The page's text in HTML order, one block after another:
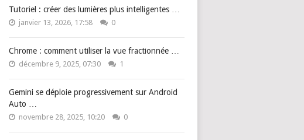
Tutoriel : créer des lumières plus intelligentes …
janvier 13, 2026, 17:58 0
Chrome : comment utiliser la vue fractionnée …
décembre 9, 2025, 07:30 1
Gemini se déploie progressivement sur Android
Auto …
novembre 28, 2025, 10:20 0